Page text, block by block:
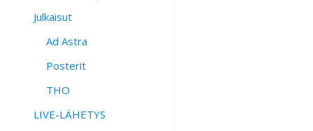
Julkaisut
Ad Astra
Posterit
THO
LIVE-LÄHETYS